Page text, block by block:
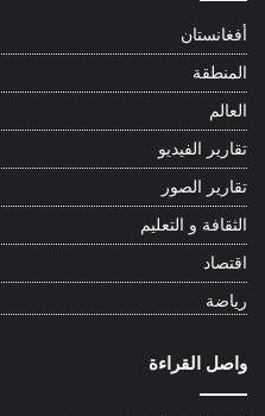
أفغانستان
المنطقة
العالم
تقارير الفيديو
تقارير الصور
الثقافة و التعليم
اقتصاد
رياضة
واصل القراءة